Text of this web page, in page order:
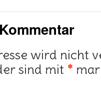
wird nicht
sind mit *